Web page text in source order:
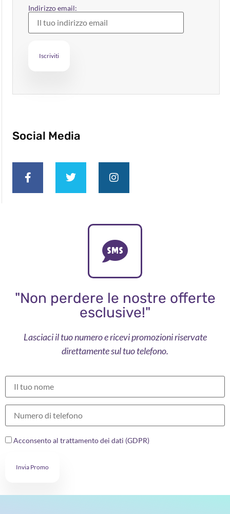
Indirizzo email:
Social Media
"Non perdere le nostre offerte
esclusive!"
Lasciaci il tuo numero e ricevi promozioni riservate
direttamente sul tuo telefono.
Acconsento al trattamento dei dati (GDPR)
Invia Promo